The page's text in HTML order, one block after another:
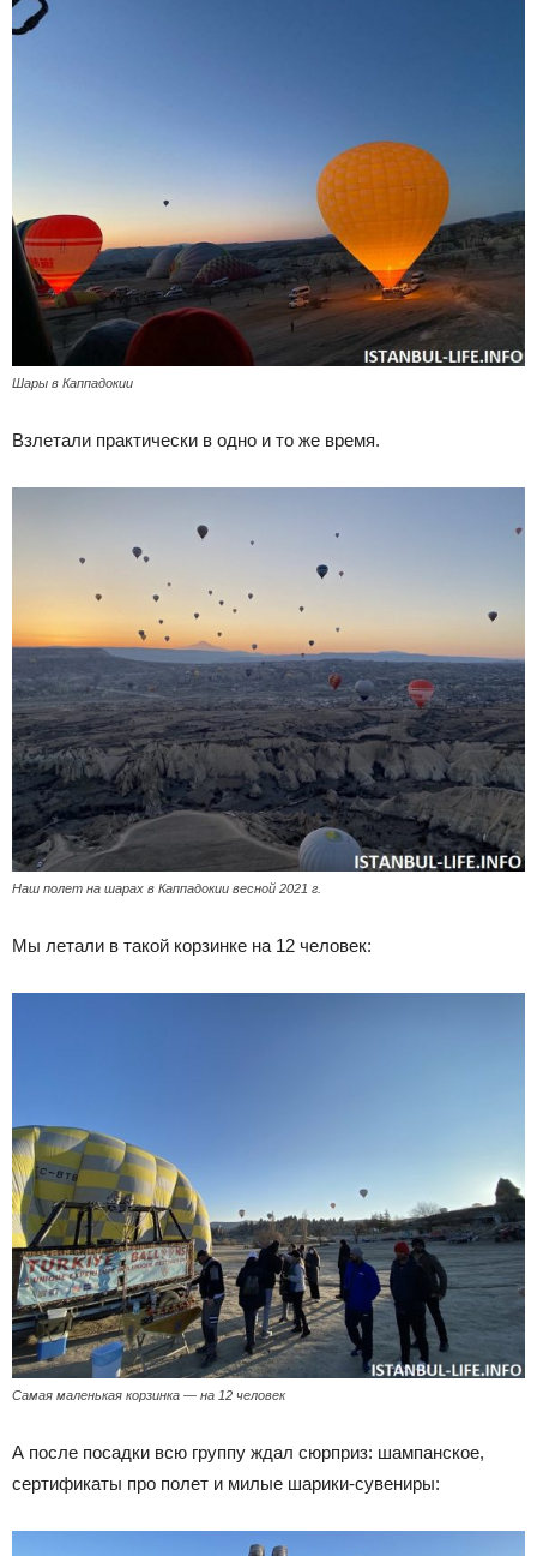
Шары в Каппадокии
Взлетали практически в одно и то же время.
Наш полет на шарах в Каппадокии весной 2021 г.
Мы летали в такой корзинке на 12 человек:
Самая маленькая корзинка — на 12 человек
А после посадки всю группу ждал сюрприз: шампанское,
сертификаты про полет и милые шарики-сувениры: